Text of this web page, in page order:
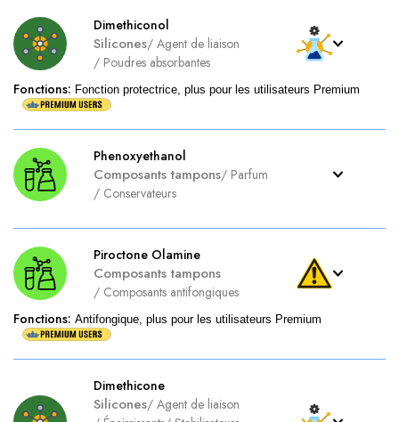
Dimethiconol
Silicones/ Agent de liaison
/ Poudres absorbantes
Fonctions: Fonction protectrice, plus pour les utilisateurs Premium
Phenoxyethanol
Composants tampons/ Parfum
/ Conservateurs
Piroctone Olamine
Composants tampons
/ Composants antifongiques
Fonctions: Antifongique, plus pour les utilisateurs Premium
Dimethicone
Silicones/ Agent de liaison